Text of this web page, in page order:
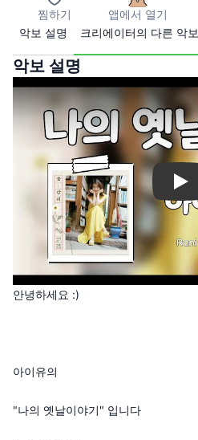
찜하기 앱에서 열기
악보 설명
크리에이터의 다른 악보
악보 설명
Play
안녕하세요 :)
아이유의
"나의 옛날이야기" 입니다